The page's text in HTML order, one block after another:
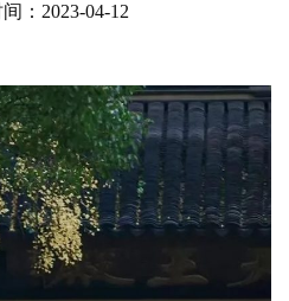
：2023-04-12